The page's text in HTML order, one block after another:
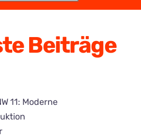
Beiträge
11: Moderne